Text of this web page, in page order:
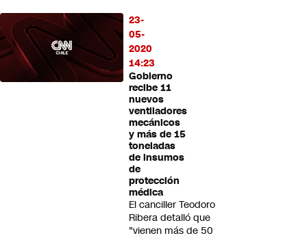
23-
05-
2020
14:23
Gobierno
recibe 11
nuevos
ventiladores
mecánicos
y más de 15
toneladas
de insumos
de
protección
médica
El canciller Teodoro
Ribera detalló que
"vienen más de 50